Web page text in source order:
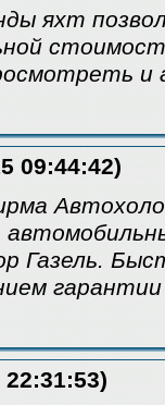
яхт
09:44:42)
Газель.
22:31:53)